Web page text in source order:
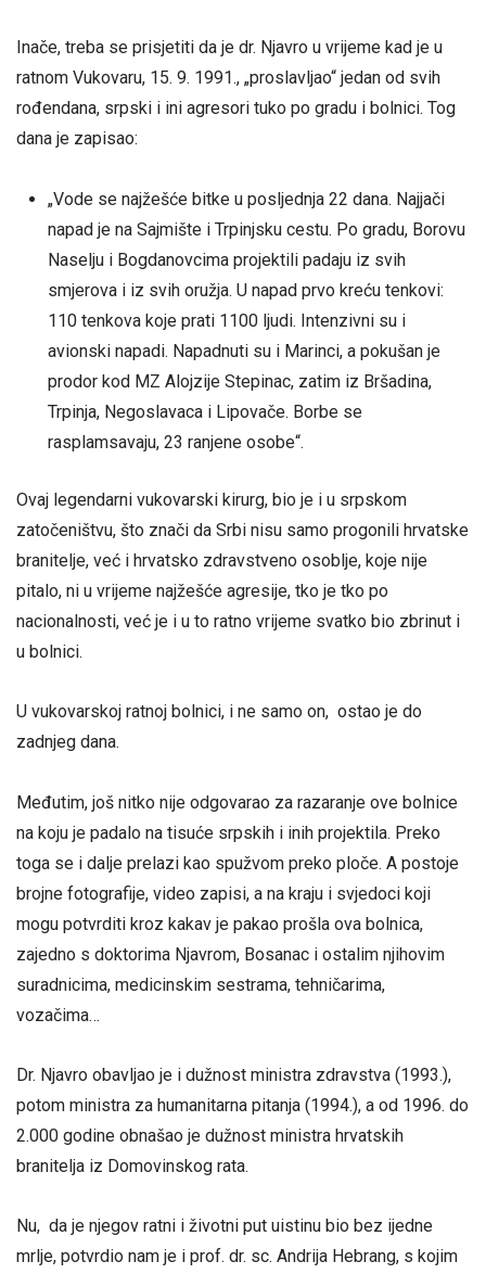
Inače, treba se prisjetiti da je dr. Njavro u vrijeme kad je u
ratnom Vukovaru, 15. 9. 1991., „proslavljao“ jedan od svih
rođendana, srpski i ini agresori tuko po gradu i bolnici. Tog
dana je zapisao:
„Vode se najžešće bitke u posljednja 22 dana. Najjači
napad je na Sajmište i Trpinjsku cestu. Po gradu, Borovu
Naselju i Bogdanovcima projektili padaju iz svih
smjerova i iz svih oružja. U napad prvo kreću tenkovi:
110 tenkova koje prati 1100 ljudi. Intenzivni su i
avionski napadi. Napadnuti su i Marinci, a pokušan je
prodor kod MZ Alojzije Stepinac, zatim iz Bršadina,
Trpinja, Negoslavaca i Lipovače. Borbe se
rasplamsavaju, 23 ranjene osobe“.
Ovaj legendarni vukovarski kirurg, bio je i u srpskom
zatočeništvu, što znači da Srbi nisu samo progonili hrvatske
branitelje, već i hrvatsko zdravstveno osoblje, koje nije
pitalo, ni u vrijeme najžešće agresije, tko je tko po
nacionalnosti, već je i u to ratno vrijeme svatko bio zbrinut i
u bolnici.
U vukovarskoj ratnoj bolnici, i ne samo on, ostao je do
zadnjeg dana.
Međutim, još nitko nije odgovarao za razaranje ove bolnice
na koju je padalo na tisuće srpskih i inih projektila. Preko
toga se i dalje prelazi kao spužvom preko ploče. A postoje
brojne fotografije, video zapisi, a na kraju i svjedoci koji
mogu potvrditi kroz kakav je pakao prošla ova bolnica,
zajedno s doktorima Njavrom, Bosanac i ostalim njihovim
suradnicima, medicinskim sestrama, tehničarima,
vozačima…
Dr. Njavro obavljao je i dužnost ministra zdravstva (1993.),
potom ministra za humanitarna pitanja (1994.), a od 1996. do
2.000 godine obnašao je dužnost ministra hrvatskih
branitelja iz Domovinskog rata.
Nu, da je njegov ratni i životni put uistinu bio bez ijedne
mrlje, potvrdio nam je i prof. dr. sc. Andrija Hebrang, s kojim